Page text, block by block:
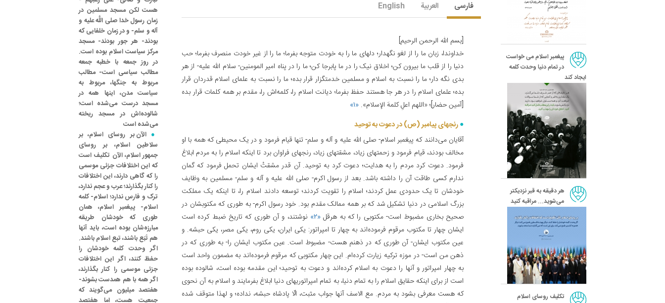
پیغمبر اسلام می خواست
در تمام دنیا وحدت کلمه
ایجاد کند
هر دقیقه به قبر نزدیکتر
می‌شوید... مراقبه کنید
تکلیف روسای اسلام
فارسی العربیة English
[بسم الله الرحمن الرحیم‌]
خداوندا، زبان ما را از لغو نگهدار؛ دلهای ما را به خودت متوجه بفرما؛ ما را از غیر خودت منصرف بفرما؛ حب
دنیا را از قلب ما بیرون کن؛ اخلاق نیک را در ما پابرجا کن؛ ما را در پناه امیر المومنین- سلام الله علیه- از هر
بدی نگه دار؛ ما را نسبت به اسلام و مسلمین خدمتگزار قرار بده؛ ما را نسبت به علمای اسلام قدردان قرار
بده؛ علمای اسلام را در هر جا هستند حفظ بفرما؛ دیانت اسلام را، کلمه‌اش را، مقدم بر همه کلمات قرار بده
[آمین حضار]؛ «اللهم اعلِ کلمهَ الإسلام». «۱»
رنجهای پیامبر (ص) در دعوت به توحید
آقایان می‌دانند که پیغمبر اسلام- صلی الله علیه و آله و سلم- تنها قیام فرمود و در یک محیطی که همه با او
مخالف بودند، قیام فرمود و زحمتهای زیاد، مشقتهای زیاد، رنجهای فراوان برد تا اینکه اسلام را به مردم ابلاغ
فرمود. دعوت کرد مردم را به هدایت؛ دعوت کرد به توحید. آن قدر مشقتْ ایشان تحمل فرمود که گمان
ندارم کسی طاقت آن را داشته باشد. بعد از رسول اکرم- صلی الله علیه و آله و سلم- مسلمین به وظایف
خودشان تا یک حدودی عمل کردند؛ اسلام را تقویت کردند؛ توسعه دادند اسلام را، تا اینکه یک مملکت
بزرگ اسلامی در دنیا تشکیل شد که بر همه ممالک مقدم بود. خود رسول اکرم- به طوری که مکتوبشان در
صحیح بخاری مضبوط است- مکتوبی را که به هرقل «۲»
نوشتند، و آن طوری که تاریخ ضبط کرده است
ایشان چهار تا مکتوب مرقوم فرموده‌اند به چهار تا امپراتور: یکی ایران، یکی روم، یکی مصر، یکی حبشه. و
عین مکتوب ایشان- آن طوری که در ذهنم هست- مضبوط است. عین مکتوب ایشان را- به طوری که در
ذهن من است- در موزه ترکیه زیارت کرده‌ام. این چهار مکتوبی که مرقوم فرموده‌اند به مضمون واحد است
به چهار امپراتور و آنها را دعوت به اسلام کرده‌اند و دعوت به توحید؛ این مقدمه بوده است، شالوده بوده
است از برای اینکه حقایق اسلام را به تمام دنیا، به تمام امپراتوریهای دنیا ابلاغ بفرمایند و اسلام به آن نحوی
که هست معرفی بشود به مردم. مع الاسف آنها جواب مثبت، الّا پادشاه حبشه، نداده؛ و لهذا متوقف شده
هست لکن مسجد مسلمین در
زمان رسول خدا صلی اللَّه علیه و
آله و سلم- و در زمان خلفایی که
بودند- هر جور بودند- مسجد
مرکز سیاست اسلام بوده است.
در روز جمعه با خطبه جمعه
مطالب سیاسی است- مطالب
مربوط به جنگها، مربوط به
سیاست مدن، اینها همه در
مسجد درست می‌شده است؛
شالوده‌اش در مسجد ریخته
می‌شده است
الآن بر روسای اسلام، بر
سلاطین اسلام، بر روسای
جمهور اسلام، الآن تکلیف است‌
که این اختلافات جزئی موسمی
را که گاهی دارند، این اختلافات
را کنار بگذارند؛ عرب و عجم ندارد،
ترک و فارس ندارد؛ اسلام- کلمه
اسلام- پیغمبر اسلام، همان
طوری که خودشان طریقه
مبارزه‌شان بوده است، باید آنها
هم تَبَع باشند، تبع اسلام باشند.
اگر وحدت کلمه خودشان را
حفظ کنند، اگر این اختلافات
جزئی موسمی را کنار بگذارند،
اگر همه با هم همدست بشوند-
هفتصد میلیون می‌گویند که
جمعیت هست، اما هفتصد